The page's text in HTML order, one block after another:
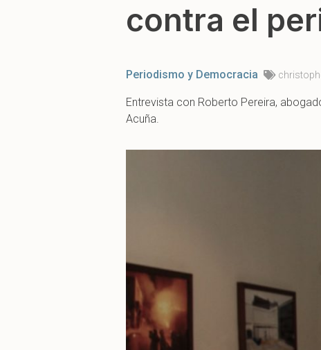
contra el
Periodismo y Democracia
Entrevista con Roberto Pereira,
Acuña.